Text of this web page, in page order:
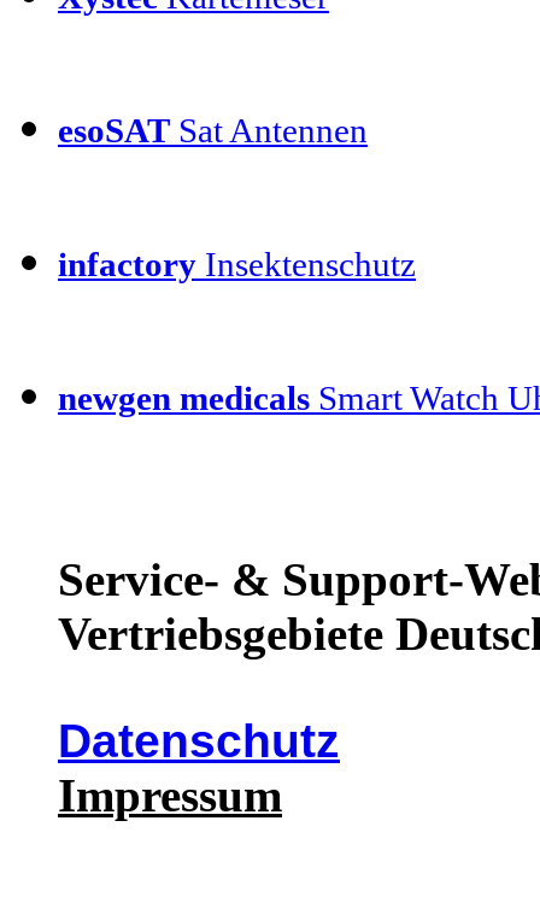
esoSAT Sat Antennen
infactory Insektenschutz
newgen medicals Smart Watch
Service- & Support-
Vertriebsgebiete
Datenschutz
Impressum